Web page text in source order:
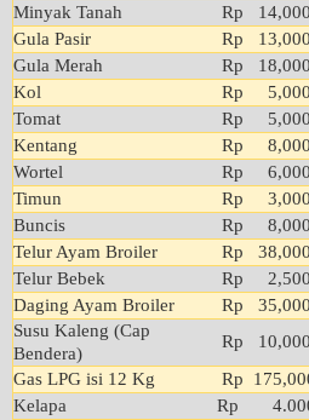
Minyak Tanah
Rp 14,000
Gula Pasir
Rp 13,000
Gula Merah
Rp 18,000
Kol
Rp 5,000
Tomat
Rp 5,000
Kentang
Rp 8,000
Wortel
Rp 6,000
Timun
Rp 3,000
Buncis
Rp 8,000
Telur Ayam Broiler
Rp 38,000
Telur Bebek
Rp 2,500
Daging Ayam Broiler
Rp 35,000
Susu Kaleng (Cap
Bendera)
Rp 10,000
Gas LPG isi 12 Kg
Rp
Kelapa
Rp